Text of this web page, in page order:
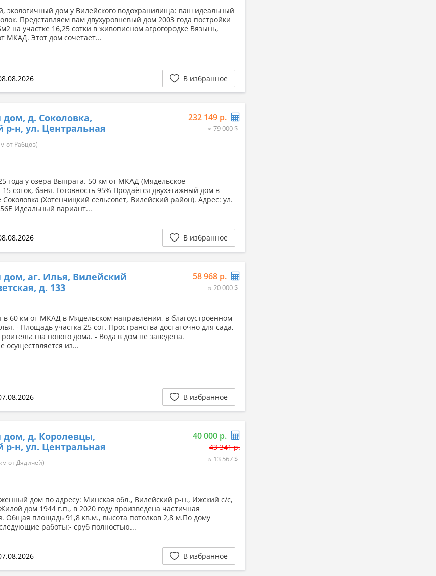
экологичный дом у Вилейского водохранилища: ваш идеальный
Представляем вам двухуровневый дом 2003 года постройки
на участке 16,25 сотки в живописном агрогородке Вязынь,
МКАД. Этот дом сочетает...
В избранное
д. Соколовка,
р-н, ул. Центральная
от Рабцов)
232 149 р.
≈ 79 000 $
года у озера Выпрата. 50 км от МКАД (Мядельское
соток, баня. Готовность 95% Продаётся двухэтажный дом в
(Хотенчицкий сельсовет, Вилейский район). Адрес: ул.
Идеальный вариант...
В избранное
дом, аг. Илья, Вилейский
д. 133
58 968 р.
≈ 20 000 $
в 60 км от МКАД в Мядельском направлении, в благоустроенном
- Площадь участка 25 сот. Пространства достаточно для сада,
нового дома. - Вода в дом не заведена.
осуществляется из...
В избранное
дом, д. Королевцы,
р-н, ул. Центральная
от Дядичей)
40 000 р.
43 341 р.
≈ 13 567 $
дом по адресу: Минская обл., Вилейский р-н., Ижский с/с,
дом 1944 г.п., в 2020 году произведена частичная
Общая площадь 91,8 кв.м., высота потолков 2,8 м.По дому
работы:- сруб полностью...
В избранное